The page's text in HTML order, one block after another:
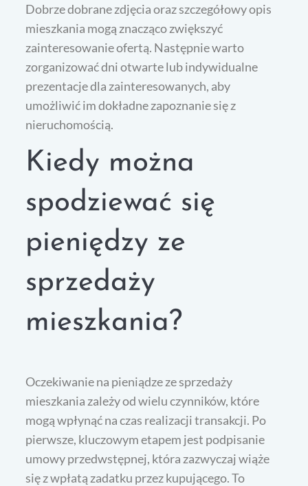
Dobrze dobrane zdjęcia oraz szczegółowy opis
mieszkania mogą znacząco zwiększyć
zainteresowanie ofertą. Następnie warto
zorganizować dni otwarte lub indywidualne
prezentacje dla zainteresowanych, aby
umożliwić im dokładne zapoznanie się z
nieruchomością.
Kiedy można
spodziewać się
pieniędzy ze
sprzedaży
mieszkania?
Oczekiwanie na pieniądze ze sprzedaży
mieszkania zależy od wielu czynników, które
mogą wpłynąć na czas realizacji transakcji. Po
pierwsze, kluczowym etapem jest podpisanie
umowy przedwstępnej, która zazwyczaj wiąże
się z wpłatą zadatku przez kupującego. To